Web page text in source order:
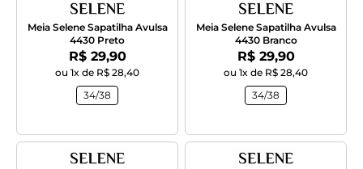
Meia Selene Sapatilha Avulsa
4430 Preto
Por:
R$ 29,90
ou 1x de R$ 28,40
34/38
Meia Selene Sapatilha Avulsa
4430 Branco
Por:
R$ 29,90
ou 1x de R$ 28,40
34/38